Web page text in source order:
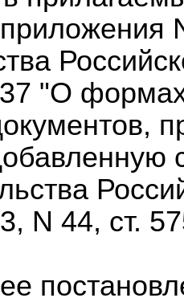
"О
N 44, ст.